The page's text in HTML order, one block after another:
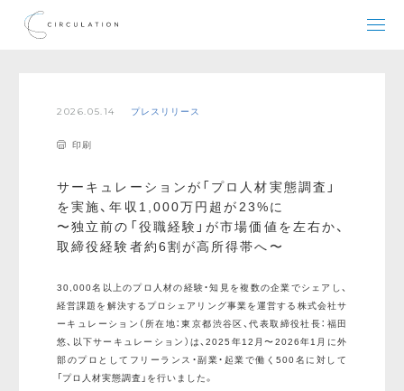
2026.05.14 プレスリリース
印刷
サーキュレーションが「プロ人材実態調査」
を実施、年収1,000万円超が23%に
〜独立前の「役職経験」が市場価値を左右か、
取締役経験者約6割が高所得帯へ〜
30,000名以上のプロ人材の経験・知見を複数の企業でシェアし、
経営課題を解決するプロシェアリング事業を運営する株式会社サ
ーキュレーション（所在地：東京都渋谷区、代表取締役社長：福田
悠、以下サーキュレーション）は、2025年12月〜2026年1月に外
部のプロとしてフリーランス・副業・起業で働く500名に対して
「プロ人材実態調査」を行いました。